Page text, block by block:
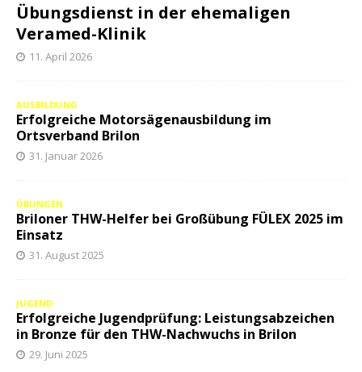
Übungsdienst in der ehemaligen
Veramed-Klinik
11. April 2026
AUSBILDUNG
Erfolgreiche Motorsägenausbildung im
Ortsverband Brilon
31. Januar 2026
ÜBUNGEN
Briloner THW-Helfer bei Großübung FÜLEX 2025 im
Einsatz
31. August 2025
JUGEND
Erfolgreiche Jugendprüfung: Leistungsabzeichen
in Bronze für den THW-Nachwuchs in Brilon
29. Juni 2025